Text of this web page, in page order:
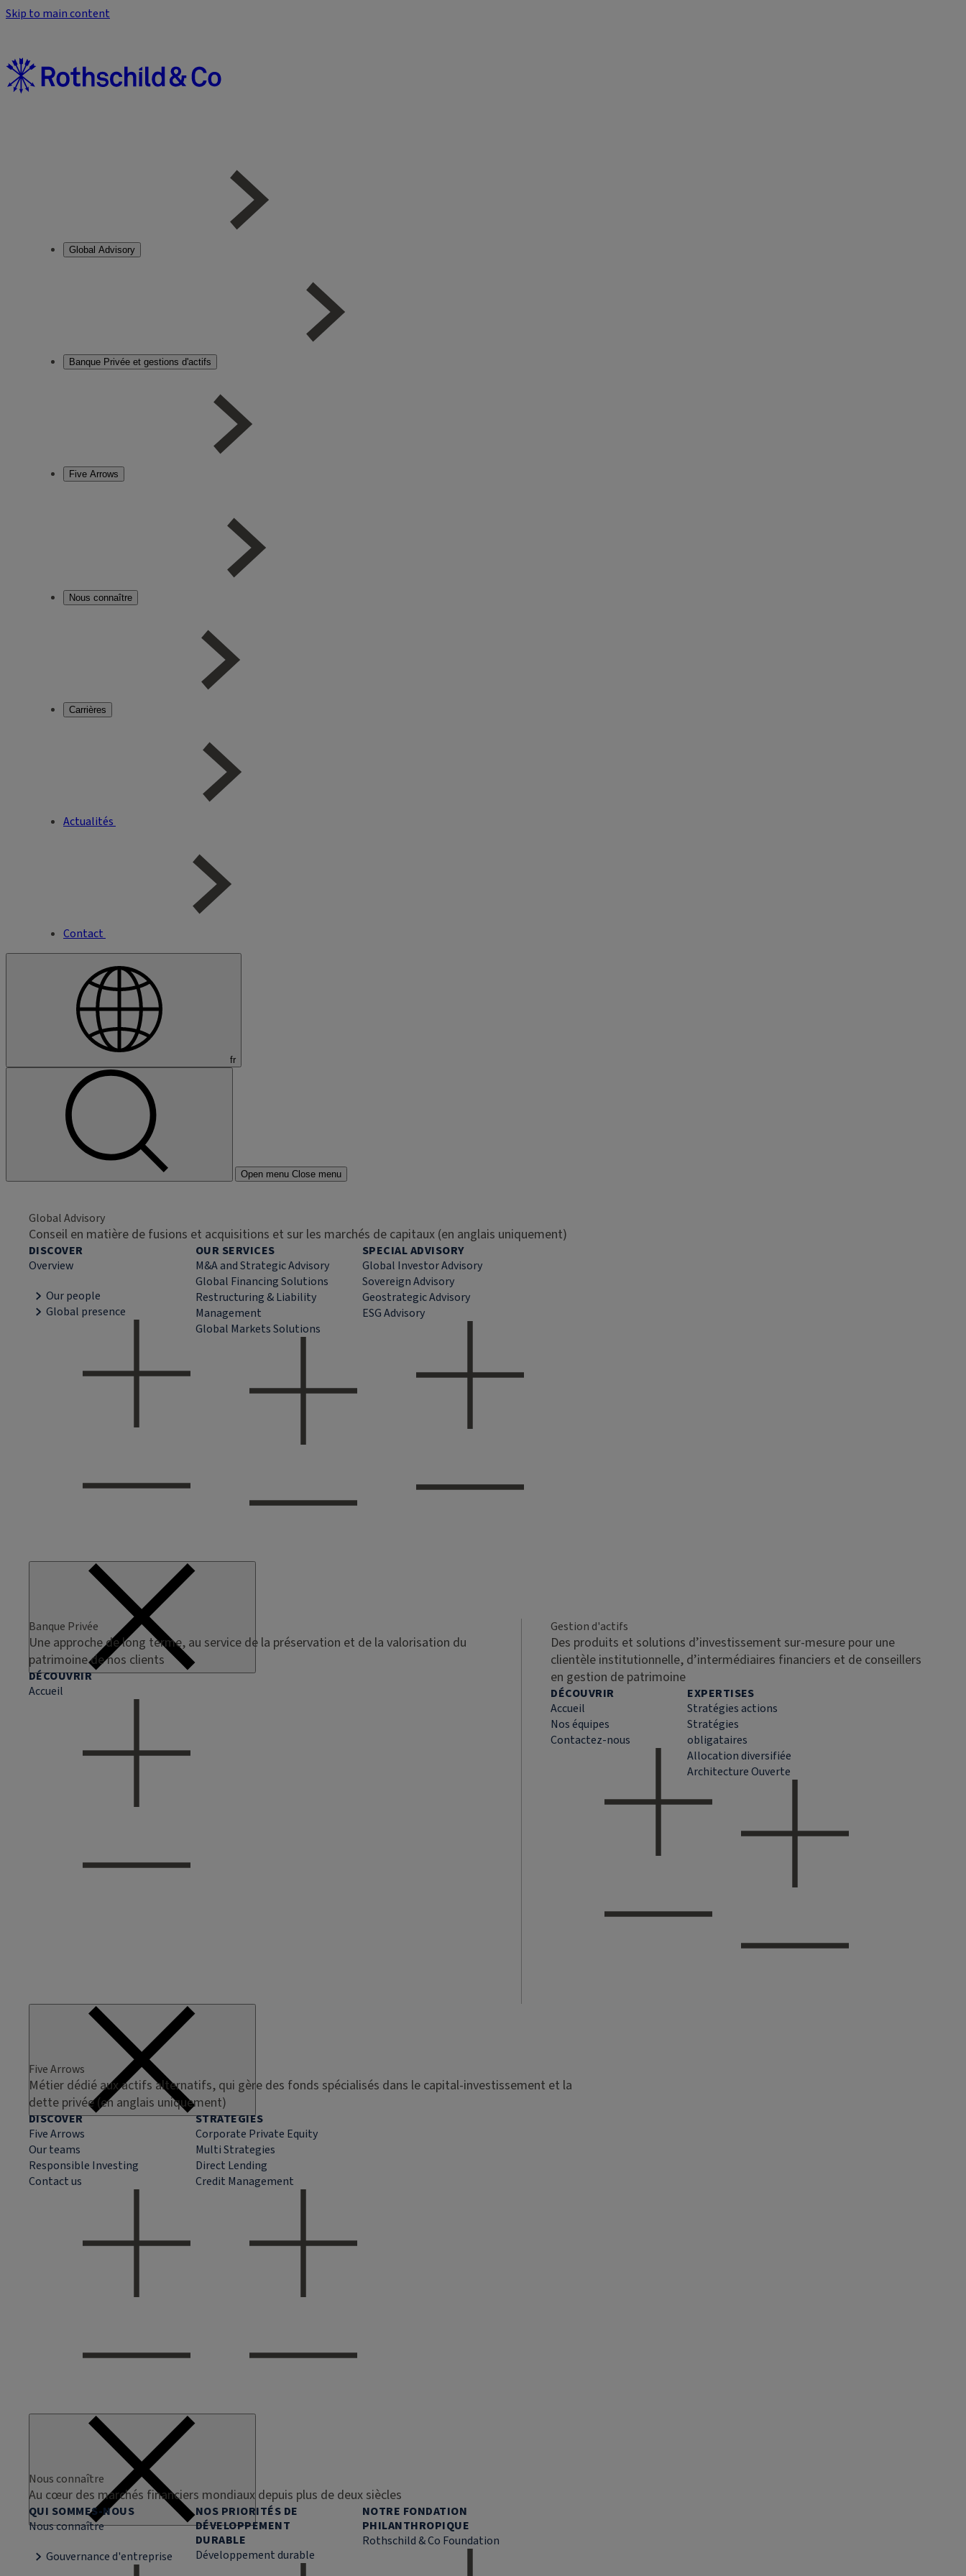
Skip to main content
Global Advisory
Banque Privée et gestions d'actifs
Five Arrows
Nous connaître
Carrières
Actualités
Contact
fr
Open menu Close menu
Global Advisory
Conseil en matière de fusions et acquisitions et sur les marchés de capitaux (en anglais uniquement)
DISCOVER
Overview
Our people
Global presence
OUR SERVICES
M&A and Strategic Advisory
Global Financing Solutions
Restructuring & Liability
Management
Global Markets Solutions
SPECIAL ADVISORY
Global Investor Advisory
Sovereign Advisory
Geostrategic Advisory
ESG Advisory
Banque Privée
Une approche de long terme, au service de la préservation et de la valorisation du
patrimoine de nos clients
DÉCOUVRIR
Accueil
Gestion d'actifs
Des produits et solutions d’investissement sur-mesure pour une
clientèle institutionnelle, d’intermédiaires financiers et de conseillers
en gestion de patrimoine
DÉCOUVRIR
Accueil
Nos équipes
Contactez-nous
EXPERTISES
Stratégies actions
Stratégies
obligataires
Allocation diversifiée
Architecture Ouverte
Five Arrows
Métier dédié aux actifs alternatifs, qui gère des fonds spécialisés dans le capital-investissement et la
dette privée (en anglais uniquement)
DISCOVER
Five Arrows
Our teams
Responsible Investing
Contact us
STRATEGIES
Corporate Private Equity
Multi Strategies
Direct Lending
Credit Management
Nous connaître
Au cœur des marchés financiers mondiaux depuis plus de deux siècles
QUI SOMMES-NOUS
Nous connaître
Gouvernance d'entreprise
NOS PRIORITÉS DE
DÉVELOPPEMENT
DURABLE
Développement durable
NOTRE FONDATION
PHILANTHROPIQUE
Rothschild & Co Foundation